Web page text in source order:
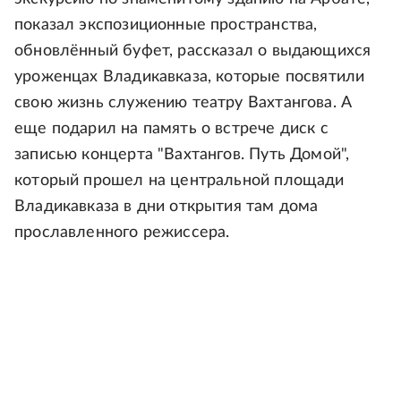
показал экспозиционные пространства,
обновлённый буфет, рассказал о выдающихся
уроженцах Владикавказа, которые посвятили
свою жизнь служению театру Вахтангова. А
еще подарил на память о встрече диск с
записью концерта "Вахтангов. Путь Домой",
который прошел на центральной площади
Владикавказа в дни открытия там дома
прославленного режиссера.